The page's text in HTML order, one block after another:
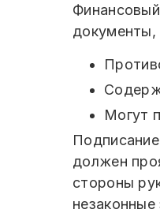
документы,
Могут
должен
стороны
незаконные